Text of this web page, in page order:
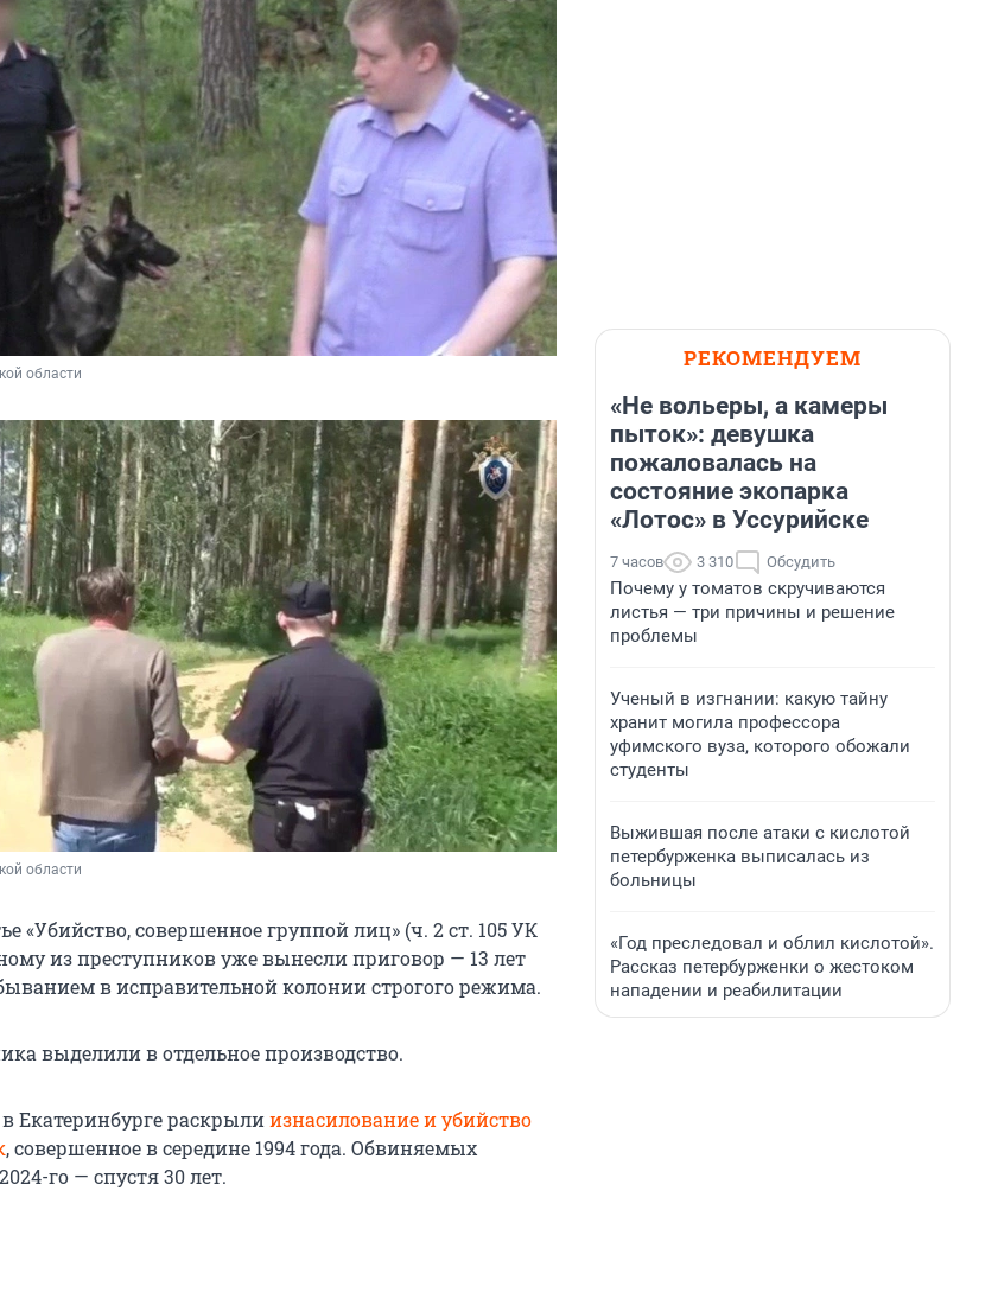
области
области
«Убийство, совершенное группой лиц» (ч. 2 ст. 105 УК
из преступников уже вынесли приговор — 13 лет
в исправительной колонии строгого режима.
выделили в отдельное производство.
Екатеринбурге раскрылиизнасилование и убийство
, совершенное в середине 1994 года. Обвиняемых
го — спустя 30 лет.
РЕКОМЕНДУЕМ
«Не вольеры, а камеры
пыток»: девушка
пожаловалась на
состояние экопарка
«Лотос» в Уссурийске
7 часов 3 310 Обсудить
Почему у томатов скручиваются
листья — три причины и решение
проблемы
Ученый в изгнании: какую тайну
хранит могила профессора
уфимского вуза, которого обожали
студенты
Выжившая после атаки с кислотой
петербурженка выписалась из
больницы
«Год преследовал и облил кислотой».
Рассказ петербурженки о жестоком
нападении и реабилитации